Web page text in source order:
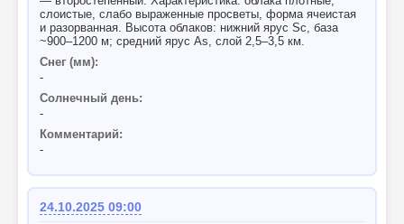
слоистые, слабо выраженные просветы, форма ячеистая
и разорванная. Высота облаков: нижний ярус Sc, база
~900–1200 м; средний ярус As, слой 2,5–3,5 км.
Снег (мм):
-
Солнечный день:
-
Комментарий:
-
24.10.2025 09:00